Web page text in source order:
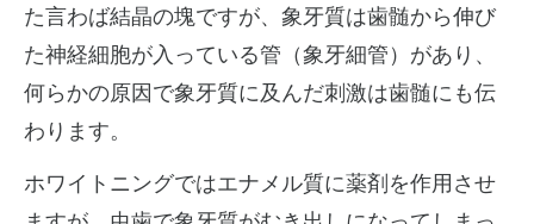
た言わば結晶の塊ですが、象牙質は歯髄から伸び
た神経細胞が入っている管（象牙細管）があり、
何らかの原因で象牙質に及んだ刺激は歯髄にも伝
わります。
ホワイトニングではエナメル質に薬剤を作用させ